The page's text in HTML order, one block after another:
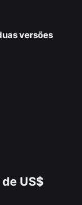
versões
US$